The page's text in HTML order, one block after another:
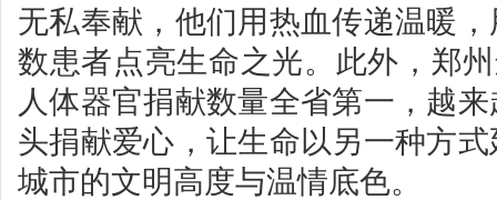
无私奉献，他们用热血传递温暖
数患者点亮生命之光。此外，郑
人体器官捐献数量全省第一，越
头捐献爱心，让生命以另一种方
城市的文明高度与温情底色。